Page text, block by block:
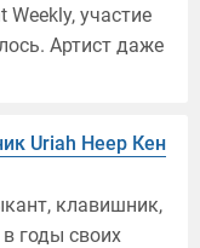
участие
Артист даже
Uriah Heep Кен
клавишник,
годы своих